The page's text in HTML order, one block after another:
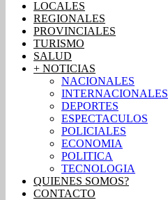
LOCALES
REGIONALES
PROVINCIALES
TURISMO
SALUD
+ NOTICIAS
NACIONALES
INTERNACIONALES
DEPORTES
ESPECTACULOS
POLICIALES
ECONOMIA
POLITICA
TECNOLOGIA
QUIENES SOMOS?
CONTACTO